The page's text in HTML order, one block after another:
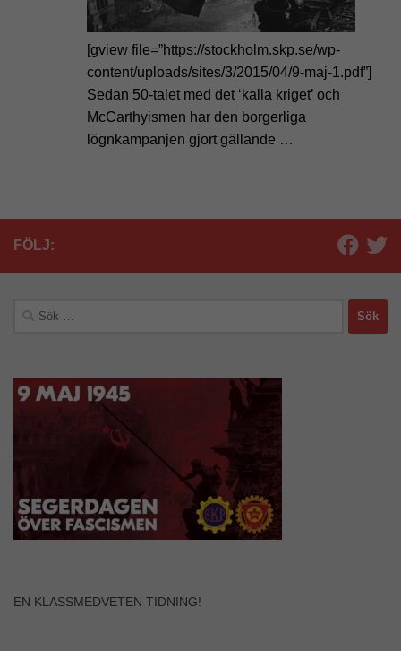
[gview file=”https://stockholm.skp.se/wp-
content/uploads/sites/3/2015/04/9-maj-1.pdf”]
Sedan 50-talet med det ‘kalla kriget’ och
McCarthyismen har den borgerliga
lögnkampanjen gjort gällande …
FÖLJ:
EN KLASSMEDVETEN TIDNING!